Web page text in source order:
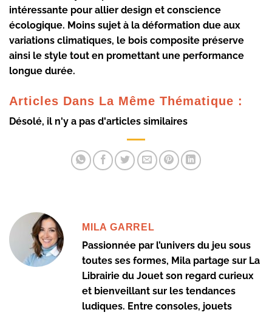
intéressante pour allier design et conscience
écologique. Moins sujet à la déformation due aux
variations climatiques, le bois composite préserve
ainsi le style tout en promettant une performance
longue durée.
Articles Dans La Même Thématique :
Désolé, il n'y a pas d'articles similaires
MILA GARREL
Passionnée par l’univers du jeu sous
toutes ses formes, Mila partage sur La
Librairie du Jouet son regard curieux
et bienveillant sur les tendances
ludiques. Entre consoles, jouets